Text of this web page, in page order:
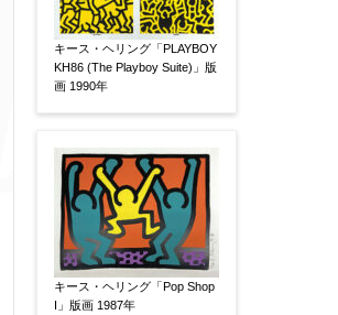
その他 【任意】
キース・ヘリング「PLAYBOY
KH86 (The Playboy Suite)」版
画 1990年
キース・ヘリング「Pop Shop
I」版画 1987年